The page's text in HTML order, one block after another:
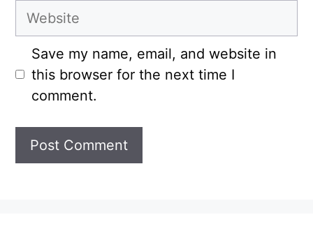
Website
Save my name, email, and website in
this browser for the next time I
comment.